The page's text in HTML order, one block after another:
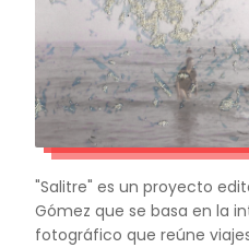
"Salitre" es un proyecto
Gómez que se basa en la
fotográfico que reúne